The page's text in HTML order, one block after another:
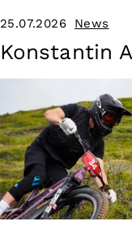
25.07.2026 News
Konstantin